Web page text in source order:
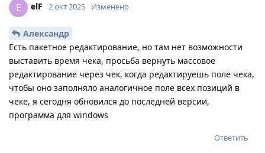
E elF 2 окт 2025 Изменено
Александр
Есть пакетное редактирование, но там нет возможности
выставить время чека, просьба вернуть массовое
редактирование через чек, когда редактируешь поле чека,
чтобы оно заполняло аналогичное поле всех позиций в
чеке, я сегодня обновился до последней версии,
программа для windows
Ответить